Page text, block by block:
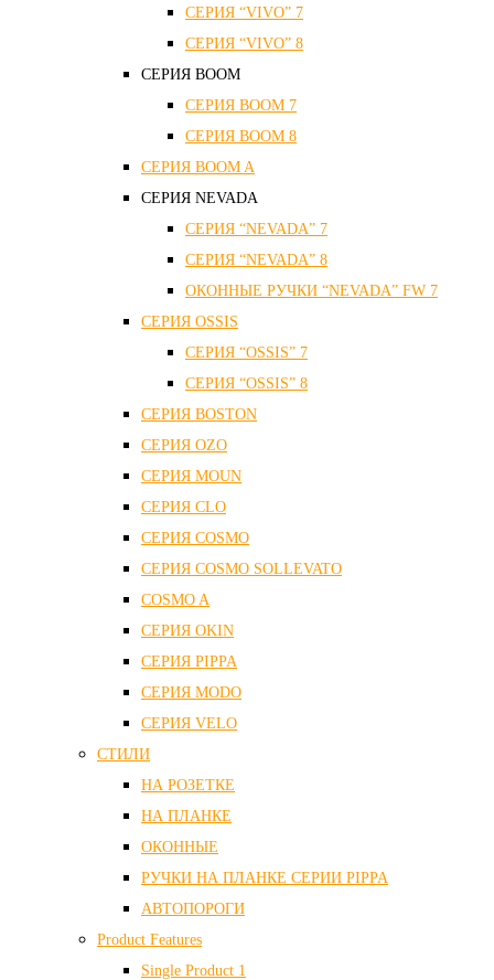
СЕРИЯ “VIVO” 7
СЕРИЯ “VIVO” 8
СЕРИЯ ВOOM
СЕРИЯ ВOOM 7
СЕРИЯ ВOOM 8
СЕРИЯ ВOOM A
СЕРИЯ NEVADA
СЕРИЯ “NEVADA” 7
СЕРИЯ “NEVADA” 8
ОКОННЫЕ РУЧКИ “NEVADA” FW 7
СЕРИЯ OSSIS
СЕРИЯ “OSSIS” 7
СЕРИЯ “OSSIS” 8
СЕРИЯ ВOSTON
CЕРИЯ OZO
СЕРИЯ MOUN
СЕРИЯ CLO
СЕРИЯ COSMO
СЕРИЯ COSMO SOLLEVATO
COSMO A
СЕРИЯ OKIN
СЕРИЯ PIPPA
СЕРИЯ MODO
СЕРИЯ VELO
СТИЛИ
НА РОЗЕТКЕ
НА ПЛАНКЕ
ОКОННЫЕ
РУЧКИ НА ПЛАНКЕ СЕРИИ PIPPA
АВТОПОРОГИ
Product Features
Single Product 1